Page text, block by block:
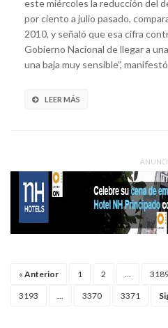
este miércoles la reducción del
por ciento a julio pasado,
2010, y señaló que esa cifra
Gobierno Nacional de llegar a
una baja muy sensible”,
LEER MÁS
« Anterior 1 2
3193 3370 3371